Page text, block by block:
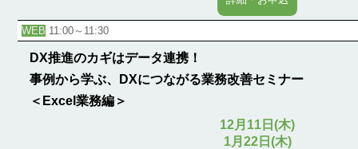
WEB 11:00～11:30
DX推進のカギはデータ連携！
事例から学ぶ、DXにつながる業務改善セミナー
＜Excel業務編＞
12月11日(木)
1月22日(木)